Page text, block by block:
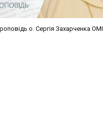
о. Сергія Захарченка ОМІ